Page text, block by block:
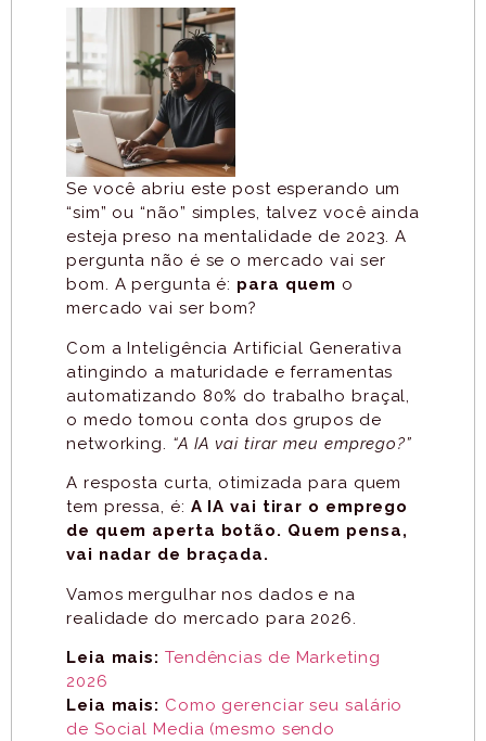
Se você abriu este post esperando um
“sim” ou “não” simples, talvez você ainda
esteja preso na mentalidade de 2023. A
pergunta não é se o mercado vai ser
bom. A pergunta é: para quem o
mercado vai ser bom?
Com a Inteligência Artificial Generativa
atingindo a maturidade e ferramentas
automatizando 80% do trabalho braçal,
o medo tomou conta dos grupos de
networking. “A IA vai tirar meu emprego?”
A resposta curta, otimizada para quem
tem pressa, é: A IA vai tirar o emprego
de quem aperta botão. Quem pensa,
vai nadar de braçada.
Vamos mergulhar nos dados e na
realidade do mercado para 2026.
Leia mais: Tendências de Marketing
2026
Leia mais: Como gerenciar seu salário
de Social Media (mesmo sendo